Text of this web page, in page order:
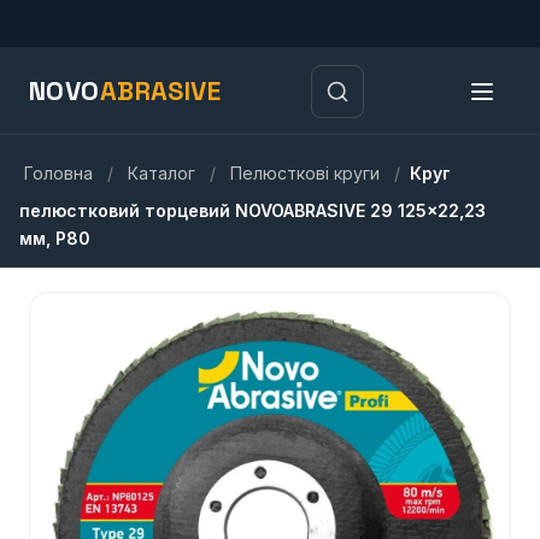
NOVOABRASIVE
Головна / Каталог / Пелюсткові круги / Круг
пелюстковий торцевий NOVOABRASIVE 29 125×22,23
мм, P80